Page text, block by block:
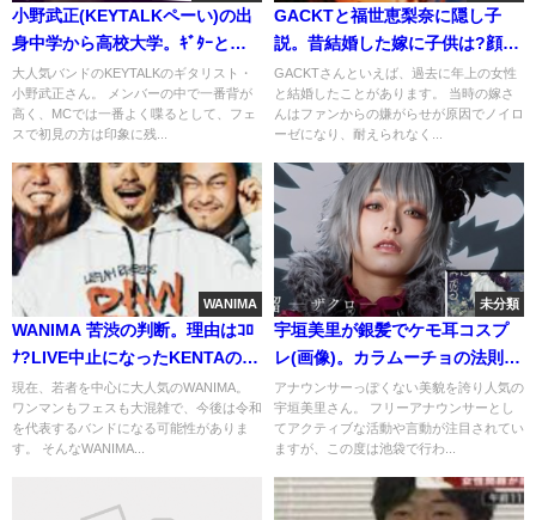
小野武正(KEYTALKペーい)の出
身中学から高校大学。ｷﾞﾀｰと共
にアリーナに
大人気バンドのKEYTALKのギタリスト・
小野武正さん。 メンバーの中で一番背が
高く、MCでは一番よく喋るとして、フェ
スで初見の方は印象に残...
GACKTと福世恵梨奈に隠し子
説。昔結婚した嫁に子供は?顔と
名前(画像)
GACKTさんといえば、過去に年上の女性
と結婚したことがあります。 当時の嫁さ
んはファンからの嫌がらせが原因でノイロ
ーゼになり、耐えられなく...
WANIMA
WANIMA 苦渋の判断。理由はｺﾛ
ﾅ?LIVE中止になったKENTAのｺﾒ
ﾝﾄ
現在、若者を中心に大人気のWANIMA。
ワンマンもフェスも大混雑で、今後は令和
を代表するバンドになる可能性がありま
す。 そんなWANIMA...
未分類
宇垣美里が銀髪でケモ耳コスプ
レ(画像)。カラムーチョの法則と
は？
アナウンサーっぽくない美貌を誇り人気の
宇垣美里さん。 フリーアナウンサーとし
てアクティブな活動や言動が注目されてい
ますが、この度は池袋で行わ...